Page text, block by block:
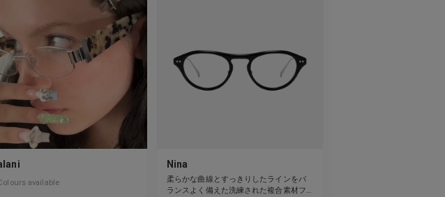
available
Nina
柔らかな曲線とすっきりしたラインをバ
ランスよく備えた洗練された複合素材フ